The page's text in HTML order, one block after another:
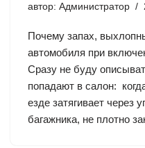
автор: Администратор
Почему запах,
автомобиля при
Сразу не буду
попадают в салон:
езде затягивает через
багажника, не плотно